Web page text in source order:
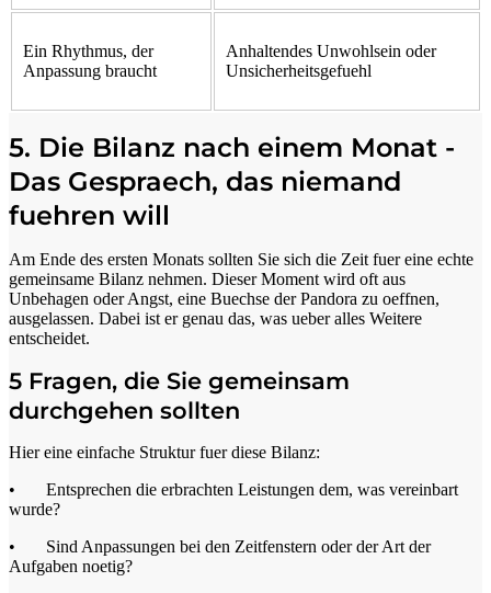
Ein Rhythmus, der
Anpassung braucht
Anhaltendes Unwohlsein oder
Unsicherheitsgefuehl
5. Die Bilanz nach einem Monat -
Das Gespraech, das niemand
fuehren will
Am Ende des ersten Monats sollten Sie sich die Zeit fuer eine echte
gemeinsame Bilanz nehmen. Dieser Moment wird oft aus
Unbehagen oder Angst, eine Buechse der Pandora zu oeffnen,
ausgelassen. Dabei ist er genau das, was ueber alles Weitere
entscheidet.
5 Fragen, die Sie gemeinsam
durchgehen sollten
Hier eine einfache Struktur fuer diese Bilanz:
• Entsprechen die erbrachten Leistungen dem, was vereinbart
wurde?
• Sind Anpassungen bei den Zeitfenstern oder der Art der
Aufgaben noetig?